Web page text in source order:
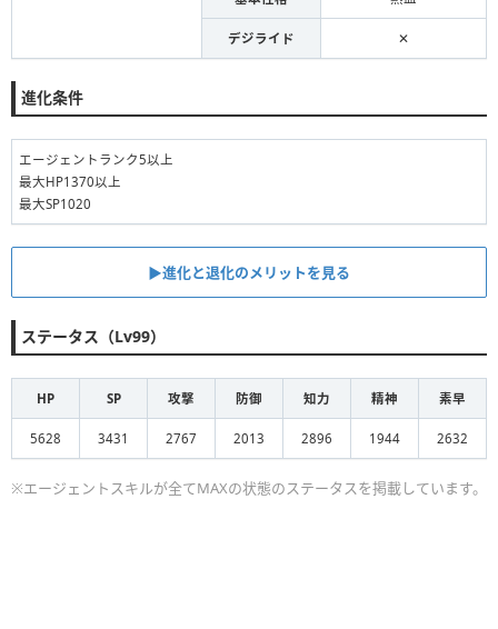
デジライド ✕
進化条件
エージェントランク5以上
最大HP1370以上
最大SP1020
▶︎進化と退化のメリットを見る
ステータス（Lv99）
HP SP 攻撃 防御 知力 精神 素早
5628 3431 2767 2013 2896 1944 2632
※エージェントスキルが全てMAXの状態のステータスを掲載しています。